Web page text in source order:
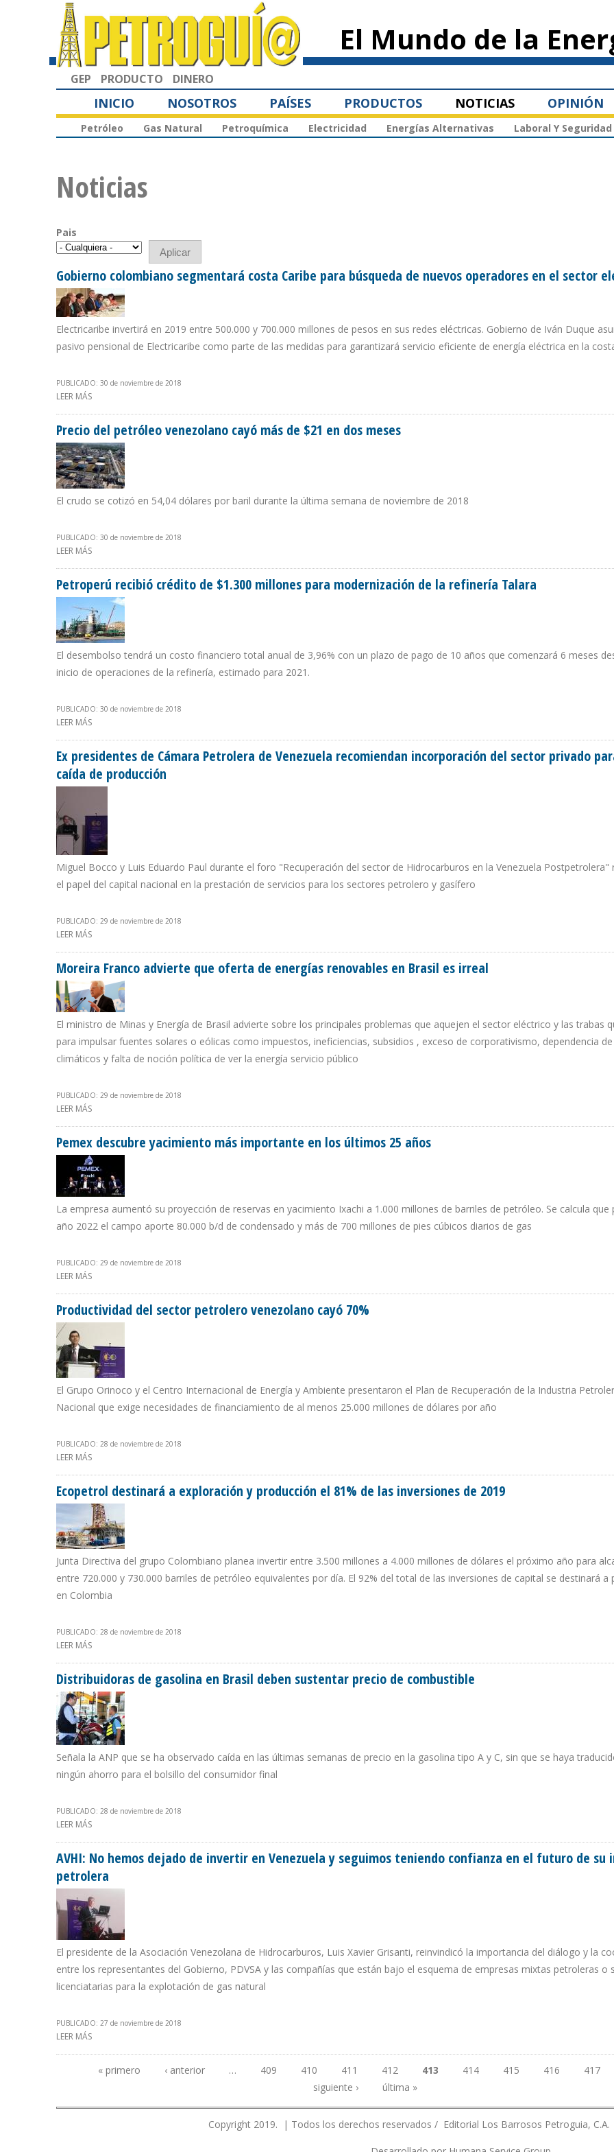
principal
El Mundo de la
GEP PRODUCTO DINERO
INICIO NOSOTROS PAÍSES PRODUCTOS NOTICIAS OPINIÓN
Petróleo Gas Natural Petroquímica Electricidad Energías Alternativas Laboral Y Seguridad
Noticias
Pais
Gobierno colombiano segmentará costa Caribe para búsqueda de nuevos operadores en el sector
Electricaribe invertirá en 2019 entre 500.000 y 700.000 millones de pesos en sus redes eléctricas. Gobierno de Iván Duque
pasivo pensional de Electricaribe como parte de las medidas para garantizará servicio eficiente de energía eléctrica en la
PUBLICADO: 30 de noviembre de 2018
LEER MÁS
Precio del petróleo venezolano cayó más de $21 en dos meses
El crudo se cotizó en 54,04 dólares por baril durante la última semana de noviembre de 2018
PUBLICADO: 30 de noviembre de 2018
LEER MÁS
Petroperú recibió crédito de $1.300 millones para modernización de la refinería Talara
El desembolso tendrá un costo financiero total anual de 3,96% con un plazo de pago de 10 años que comenzará 6 meses
inicio de operaciones de la refinería, estimado para 2021.
PUBLICADO: 30 de noviembre de 2018
LEER MÁS
Ex presidentes de Cámara Petrolera de Venezuela recomiendan incorporación del sector privado
caída de producción
Miguel Bocco y Luis Eduardo Paul durante el foro "Recuperación del sector de Hidrocarburos en la Venezuela Postpetrolera"
el papel del capital nacional en la prestación de servicios para los sectores petrolero y gasífero
PUBLICADO: 29 de noviembre de 2018
LEER MÁS
Moreira Franco advierte que oferta de energías renovables en Brasil es irreal
El ministro de Minas y Energía de Brasil advierte sobre los principales problemas que aquejen el sector eléctrico y las trabas
para impulsar fuentes solares o eólicas como impuestos, ineficiencias, subsidios , exceso de corporativismo, dependencia
climáticos y falta de noción política de ver la energía servicio público
PUBLICADO: 29 de noviembre de 2018
LEER MÁS
Pemex descubre yacimiento más importante en los últimos 25 años
La empresa aumentó su proyección de reservas en yacimiento Ixachi a 1.000 millones de barriles de petróleo. Se calcula que
año 2022 el campo aporte 80.000 b/d de condensado y más de 700 millones de pies cúbicos diarios de gas
PUBLICADO: 29 de noviembre de 2018
LEER MÁS
Productividad del sector petrolero venezolano cayó 70%
El Grupo Orinoco y el Centro Internacional de Energía y Ambiente presentaron el Plan de Recuperación de la Industria
Nacional que exige necesidades de financiamiento de al menos 25.000 millones de dólares por año
PUBLICADO: 28 de noviembre de 2018
LEER MÁS
Ecopetrol destinará a exploración y producción el 81% de las inversiones de 2019
Junta Directiva del grupo Colombiano planea invertir entre 3.500 millones a 4.000 millones de dólares el próximo año para
entre 720.000 y 730.000 barriles de petróleo equivalentes por día. El 92% del total de las inversiones de capital se destinará a
en Colombia
PUBLICADO: 28 de noviembre de 2018
LEER MÁS
Distribuidoras de gasolina en Brasil deben sustentar precio de combustible
Señala la ANP que se ha observado caída en las últimas semanas de precio en la gasolina tipo A y C, sin que se haya
ningún ahorro para el bolsillo del consumidor final
PUBLICADO: 28 de noviembre de 2018
LEER MÁS
AVHI: No hemos dejado de invertir en Venezuela y seguimos teniendo confianza en el futuro de su
petrolera
El presidente de la Asociación Venezolana de Hidrocarburos, Luis Xavier Grisanti, reinvindicó la importancia del diálogo y la
entre los representantes del Gobierno, PDVSA y las compañías que están bajo el esquema de empresas mixtas petroleras o
licenciatarias para la explotación de gas natural
PUBLICADO: 27 de noviembre de 2018
LEER MÁS
Páginas
« primero ‹ anterior … 409 410 411 412 413 414 415 416
417
siguiente ›
última »
Copyright 2019. | Todos los derechos reservados / Editorial Los Barrosos Petroguia,